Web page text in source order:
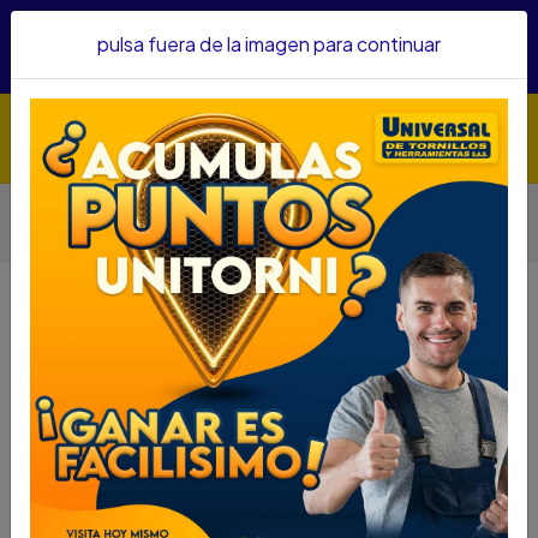
confianza&nbsp;Recibe un KIT PARRILLERO por compras
Inicio
Herramientas
PULIDORA BOSCH 7" 2800W 8500RPM GWS 28-180
VULCANO 0601F50G1
PULIDORA BOSCH 7" 2800W
8500RPM GWS 28-180 VULCANO
DESCRIPCIÓN
PULIDORA BOSCH 7" 2800W 8500RPM GWS 28-
180 VULCANO 0601F50G1
SKU....70670036
pulsa fuera de la imagen para continuar